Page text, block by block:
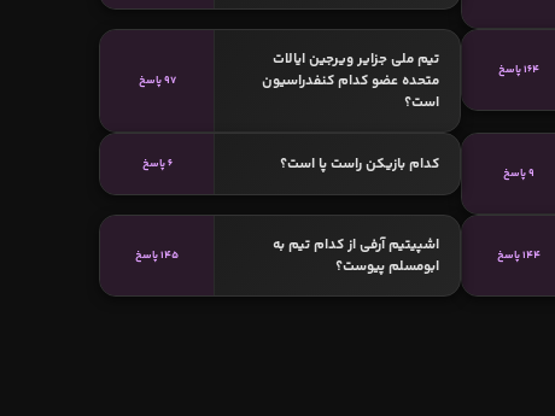
164 پاسخ
تیم ملی جزایر ویرجین ایالات
متحده عضو کدام کنفدراسیون
است؟
97 پاسخ
9 پاسخ کدام بازیکن راست پا است؟ 6 پاسخ
144 پاسخ
اشپیتیم آرفی از کدام تیم به
ابومسلم پیوست؟
145 پاسخ